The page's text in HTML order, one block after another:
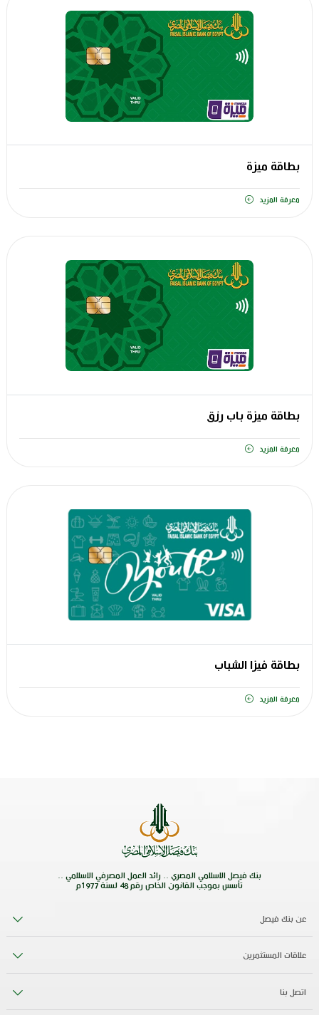
بطاقة ميزة
معرفة المزيد
بطاقة ميزة باب رزق
معرفة المزيد
بطاقة فيزا الشباب
معرفة المزيد
بنك فيصل الاسلامي المصري .. رائد العمل المصرفي الاسلامي ..
تأسس بموجب القانون الخاص رقم 48 لسنة 1977م
عن بنك فيصل
علاقات المستثمرين
اتصل بنا